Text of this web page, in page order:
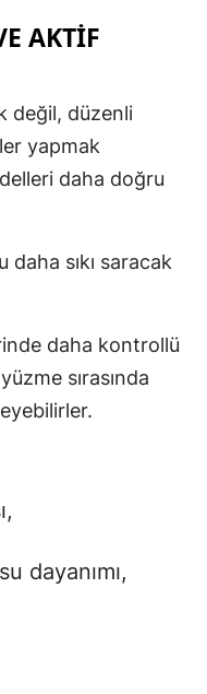
AKTIF
değil, düzenli
yapmak
daha doğru
sıkı saracak
daha kontrollü
sırasında
dayanımı,